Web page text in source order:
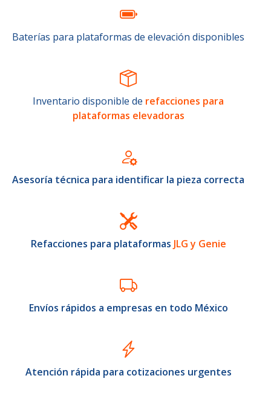
Baterías para plataformas de elevación disponibles
Inventario disponible de refacciones para
plataformas elevadoras
Asesoría técnica para identificar la pieza correcta
Refacciones para plataformas JLG y Genie
Envíos rápidos a empresas en todo México
Atención rápida para cotizaciones urgentes